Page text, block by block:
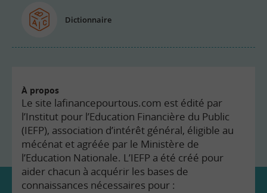
Dictionnaire
À propos
Le site lafinancepourtous.com est édité par
l’Institut pour l’Education Financière du Public
(IEFP), association d’intérêt général, éligible au
mécénat et agréée par le Ministère de
l’Education Nationale. L’IEFP a été créé pour
aider chacun à acquérir les bases de
connaissances nécessaires pour :